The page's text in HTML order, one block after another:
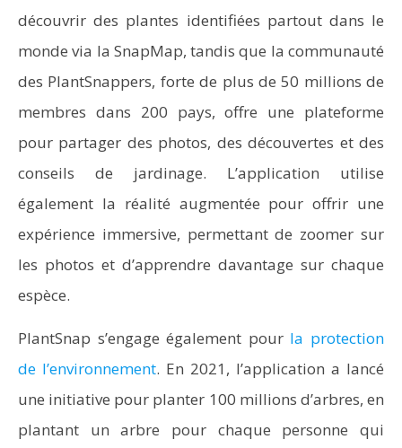
découvrir des plantes identifiées partout dans le
monde via la SnapMap, tandis que la communauté
des PlantSnappers, forte de plus de 50 millions de
membres dans 200 pays, offre une plateforme
pour partager des photos, des découvertes et des
conseils de jardinage. L’application utilise
également la réalité augmentée pour offrir une
expérience immersive, permettant de zoomer sur
les photos et d’apprendre davantage sur chaque
espèce.
PlantSnap s’engage également pour la protection
de l’environnement. En 2021, l’application a lancé
une initiative pour planter 100 millions d’arbres, en
plantant un arbre pour chaque personne qui